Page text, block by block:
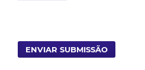
ENVIAR SUBMISSÃO